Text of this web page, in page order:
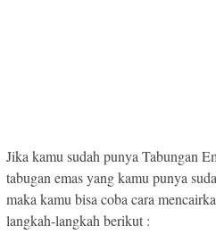
Jika kamu sudah punya Tabungan
tabugan emas yang kamu punya
maka kamu bisa coba cara
langkah-langkah berikut :